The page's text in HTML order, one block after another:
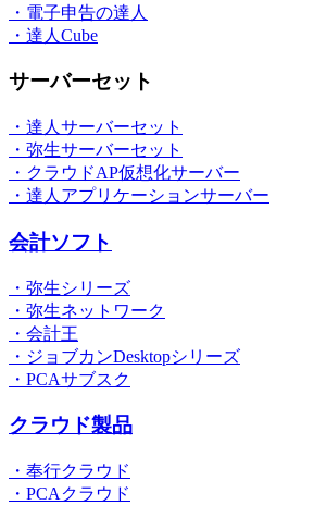
・電子申告の達人
・達人Cube
サーバーセット
・達人サーバーセット
・弥生サーバーセット
・クラウドAP仮想化サーバー
・達人アプリケーションサーバー
会計ソフト
・弥生シリーズ
・弥生ネットワーク
・会計王
・ジョブカンDesktopシリーズ
・PCAサブスク
クラウド製品
・奉行クラウド
・PCAクラウド